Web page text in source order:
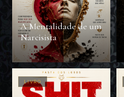
A Mentalidade de um
Narcisista
LIVRO